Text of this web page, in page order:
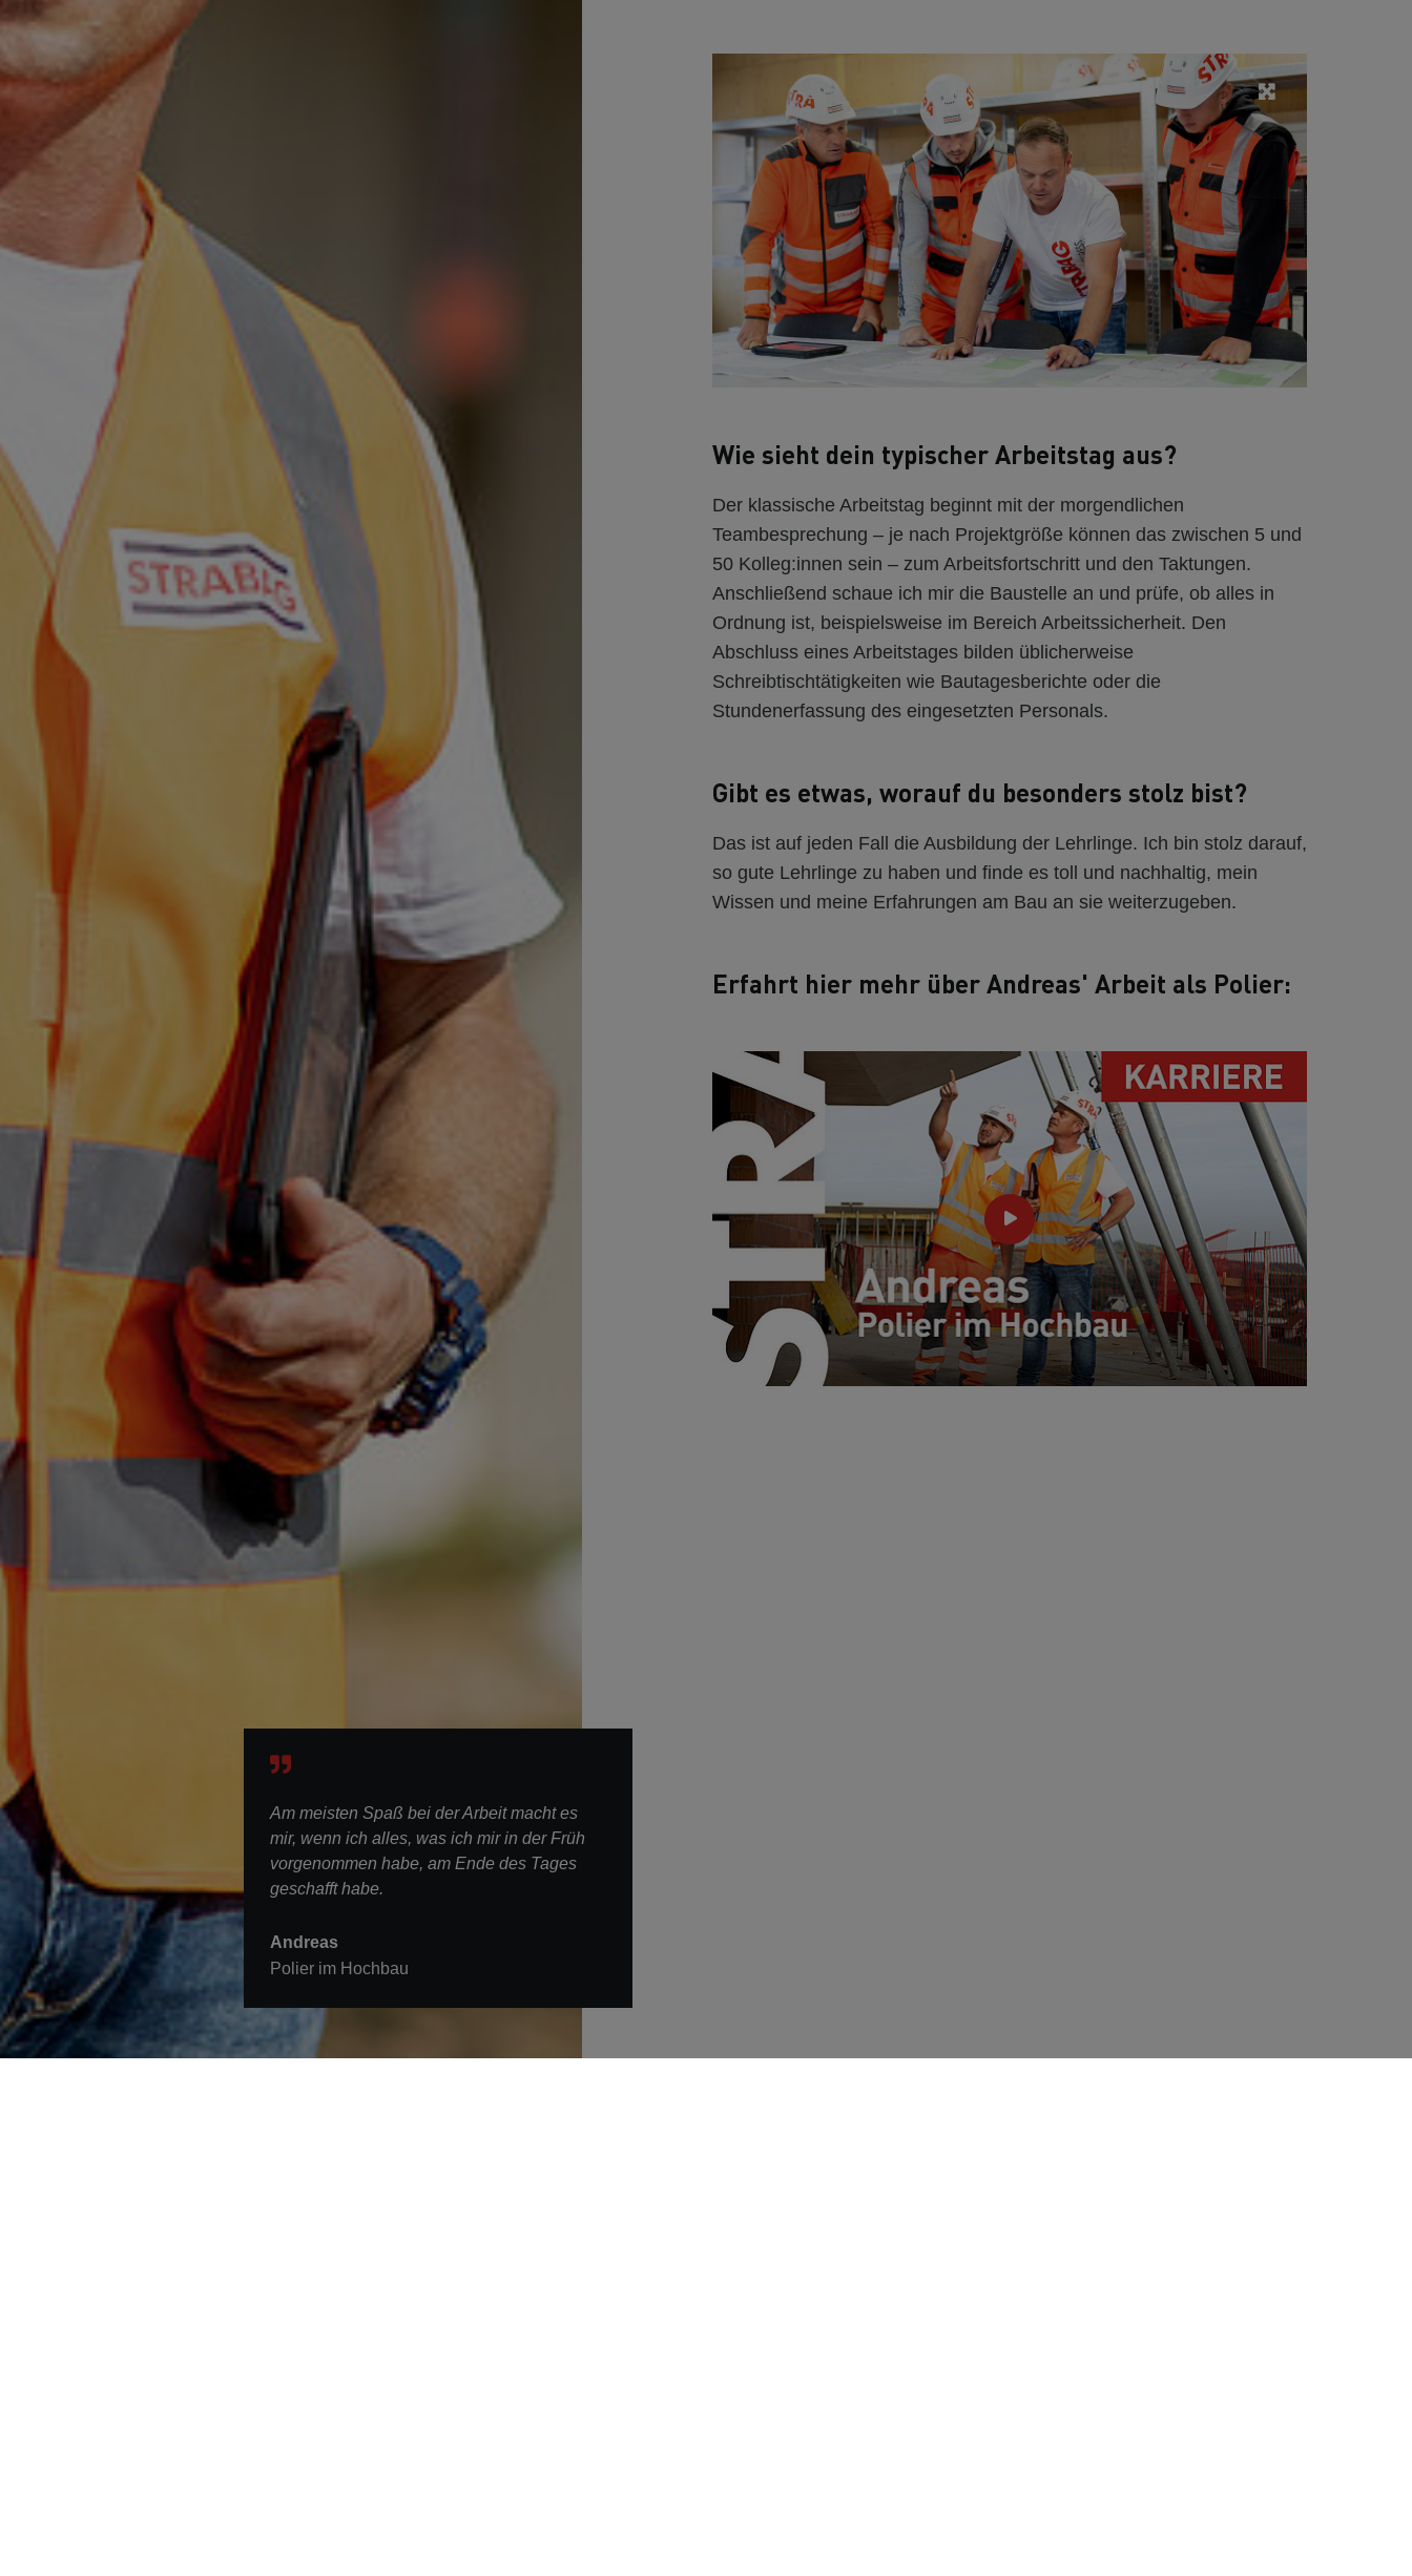
Am meisten Spaß bei der Arbeit macht es
mir, wenn ich alles, was ich mir in der Früh
vorgenommen habe, am Ende des Tages
geschafft habe.
Andreas
Polier im Hochbau
Wie sieht dein typischer Arbeitstag aus?
Der klassische Arbeitstag beginnt mit der morgendlichen
Teambesprechung – je nach Projektgröße können das zwischen 5 und
50 Kolleg:innen sein – zum Arbeitsfortschritt und den Taktungen.
Anschließend schaue ich mir die Baustelle an und prüfe, ob alles in
Ordnung ist, beispielsweise im Bereich Arbeitssicherheit. Den
Abschluss eines Arbeitstages bilden üblicherweise
Schreibtischtätigkeiten wie Bautagesberichte oder die
Stundenerfassung des eingesetzten Personals.
Gibt es etwas, worauf du besonders stolz bist?
Das ist auf jeden Fall die Ausbildung der Lehrlinge. Ich bin stolz darauf,
so gute Lehrlinge zu haben und finde es toll und nachhaltig, mein
Wissen und meine Erfahrungen am Bau an sie weiterzugeben.
Erfahrt hier mehr über Andreas' Arbeit als Polier: